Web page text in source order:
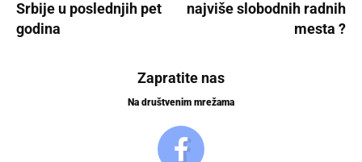
Srbije u poslednjih pet
godina
najviše slobodnih radnih
mesta ?
Zapratite nas
Na društvenim mrežama